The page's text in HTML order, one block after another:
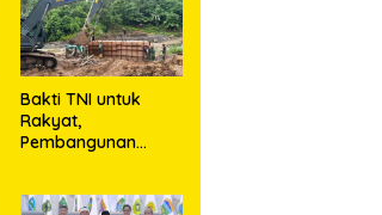
Bakti TNI untuk
Rakyat,
Pembangunan
Masuki Tahap